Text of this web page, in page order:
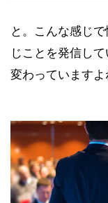
と。こんな感じ
じことを発信し
変わっていますよ